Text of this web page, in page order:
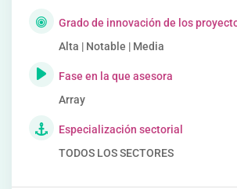
Grado de innovación de los
Alta | Notable | Media
Fase en la que asesora
Array
Especialización sectorial
TODOS LOS SECTORES